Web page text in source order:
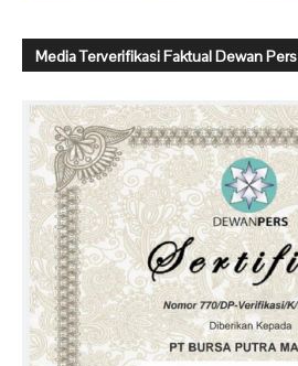
Media Terverifikasi Faktual Dewan Pers